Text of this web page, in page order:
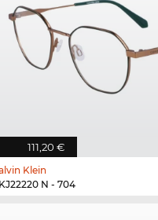
111,20 €
Klein
N - 704